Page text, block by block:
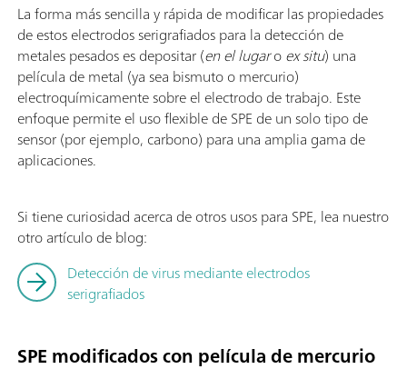
La forma más sencilla y rápida de modificar las propiedades
de estos electrodos serigrafiados para la detección de
metales pesados es depositar (en el lugaroex situ) una
película de metal (ya sea bismuto o mercurio)
electroquímicamente sobre el electrodo de trabajo. Este
enfoque permite el uso flexible de SPE de un solo tipo de
sensor (por ejemplo, carbono) para una amplia gama de
aplicaciones.
Si tiene curiosidad acerca de otros usos para SPE, lea nuestro
otro artículo de blog:
Detección de virus mediante electrodos
serigrafiados
SPE modificados con película de mercurio